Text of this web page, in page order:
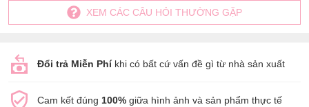
XEM CÁC CÂU HỎI THƯỜNG GẶP
Đổi trả Miễn Phíkhi có bất cứ vấn đề gì từ nhà sản xuất
Cam kết đúng 100% giữa hình ảnh và sản phẩm thực tế